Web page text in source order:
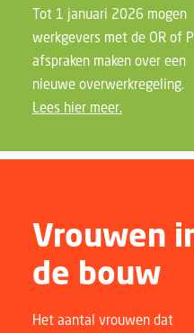
Tot 1 januari 2026 mogen
werkgevers met de OR of
afspraken maken over een
nieuwe overwerkregeling.
Lees hier meer.
Vrouwen
de bouw
Het aantal vrouwen dat